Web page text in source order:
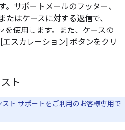
。サポートメールのフッター、
たはケースに対する返信で、
を使用します。また、ケースの
スカレーション] ボタンをクリ
ト
スト サポートをご利用のお客様専用で